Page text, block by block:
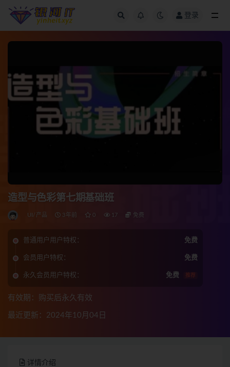
登录
造型与色彩第七期基础班
UI/产品 3年前 0 17 免费
普通用户用户特权： 免费
会员用户特权： 免费
永久会员用户特权： 免费 推荐
有效期：购买后永久有效
最近更新：2024年10月04日
详情介绍